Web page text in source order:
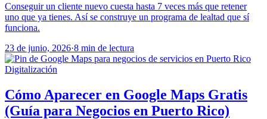
Conseguir un cliente nuevo cuesta hasta 7 veces más que retener
uno que ya tienes. Así se construye un programa de lealtad que sí
funciona.
23 de junio, 2026·8 min de lectura
Digitalización
Cómo Aparecer en Google Maps Gratis
(Guía para Negocios en Puerto Rico)